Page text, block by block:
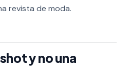
revista de moda.
y no una